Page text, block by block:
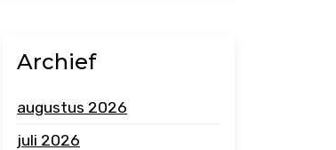
Archief
augustus 2026
juli 2026